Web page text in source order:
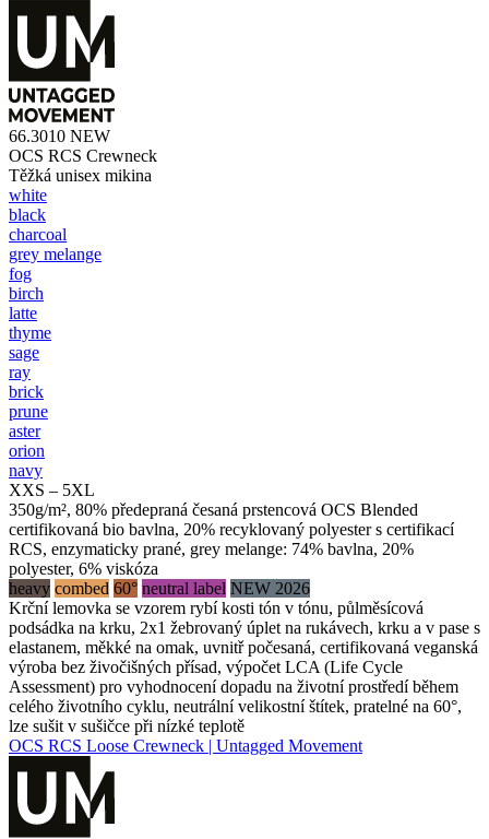
66.3010 NEW
OCS RCS Crewneck
Těžká unisex mikina
white
black
charcoal
grey melange
fog
birch
latte
thyme
sage
ray
brick
prune
aster
orion
navy
XXS – 5XL
350g/m², 80% předepraná česaná prstencová OCS Blended
certifikovaná bio bavlna, 20% recyklovaný polyester s certifikací
RCS, enzymaticky prané, grey melange: 74% bavlna, 20%
polyester, 6% viskóza
heavy combed 60° neutral label NEW 2026
Krční lemovka se vzorem rybí kosti tón v tónu, půlměsícová
podsádka na krku, 2x1 žebrovaný úplet na rukávech, krku a v pase s
elastanem, měkké na omak, uvnitř počesaná, certifikovaná veganská
výroba bez živočišných přísad, výpočet LCA (Life Cycle
Assessment) pro vyhodnocení dopadu na životní prostředí během
celého životního cyklu, neutrální velikostní štítek, pratelné na 60°,
lze sušit v sušičce při nízké teplotě
OCS RCS Loose Crewneck | Untagged Movement